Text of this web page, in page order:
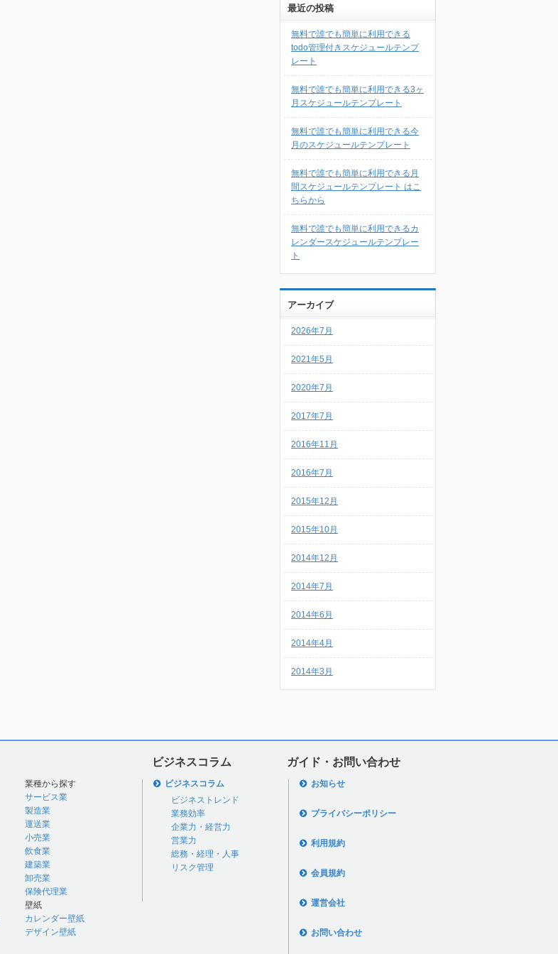
最近の投稿
無料で誰でも簡単に利用できる
todo管理付きスケジュールテンプ
レート
無料で誰でも簡単に利用できる3ヶ
月スケジュールテンプレート
無料で誰でも簡単に利用できる今
月のスケジュールテンプレート
無料で誰でも簡単に利用できる月
間スケジュールテンプレート はこ
ちらから
無料で誰でも簡単に利用できるカ
レンダースケジュールテンプレー
ト
アーカイブ
2026年7月
2021年5月
2020年7月
2017年7月
2016年11月
2016年7月
2015年12月
2015年10月
2014年12月
2014年7月
2014年6月
2014年4月
2014年3月
ビジネスコラム ガイド・お問い合わせ
業種から探す
サービス業
製造業
運送業
小売業
飲食業
建築業
卸売業
保険代理業
壁紙
カレンダー壁紙
デザイン壁紙
ビジネスコラム
ビジネストレンド
業務効率
企業力・経営力
営業力
総務・経理・人事
リスク管理
お知らせ
プライバシーポリシー
利用規約
会員規約
運営会社
お問い合わせ